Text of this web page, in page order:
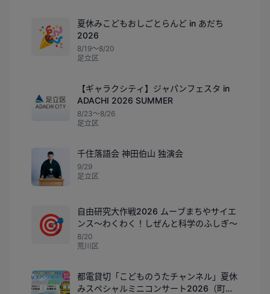
🎉
夏休みこどもおしごとらんど in あだち
2026
8/19〜8/20
足立区
【ギャラクシティ】ジャパンフェスタ in
ADACHI 2026 SUMMER
8/23〜8/26
足立区
千住落語会 神田伯山 独演会
9/29
足立区
🎯
自由研究大作戦2026 ムーブまちやサイエ
ンス～わくわく！しぜんと科学のふしぎ～
8/20
荒川区
都電貸切「こどものうたチャンネル」夏休
みスペシャルミニコンサート2026（町屋